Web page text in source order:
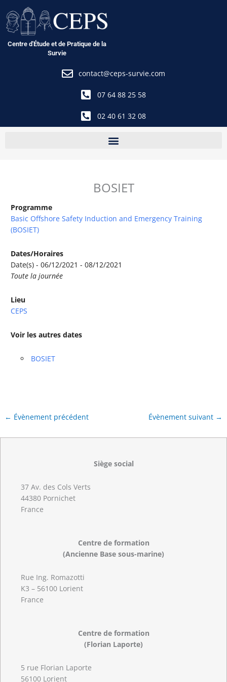
au
contenu
Centre d'Étude et de Pratique de la
Survie
contact@ceps-survie.com
07 64 88 25 58
02 40 61 32 08
BOSIET
Programme
Basic Offshore Safety Induction and Emergency Training
(BOSIET)
Dates/Horaires
Date(s) - 06/12/2021 - 08/12/2021
Toute la journée
Lieu
CEPS
Voir les autres dates
BOSIET
← Évènement précédent Évènement suivant →
Siège social
37 Av. des Cols Verts
44380 Pornichet
France
Centre de formation
(Ancienne Base sous-marine)
Rue Ing. Romazotti
K3 – 56100 Lorient
France
Centre de formation
(Florian Laporte)
5 rue Florian Laporte
56100 Lorient